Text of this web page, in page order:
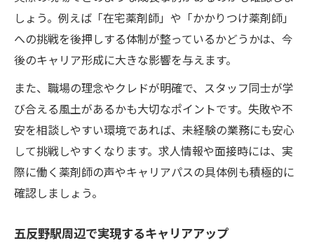
スキルアップを後押しする教育環境の魅力
調剤薬局ならではの成長支援策を解説
キャリアアップへ導くサポート体制の実例
働きながら学べる転職先の選び方
将来を見据えて選ぶ調剤薬局の働き方提案
長期的なスキルアップを視野に入れた働き
方
薬剤師の将来性を高める職場選びのコツ
ライフステージ別に考えるキャリアアップ
しょう。例えば「在宅薬剤師」や「かかりつけ薬剤師」
への挑戦を後押しする体制が整っているかどうかは、今
後のキャリア形成に大きな影響を与えます。
また、職場の理念やクレドが明確で、スタッフ同士が学
び合える風土があるかも大切なポイントです。失敗や不
安を相談しやすい環境であれば、未経験の業務にも安心
して挑戦しやすくなります。求人情報や面接時には、実
際に働く薬剤師の声やキャリアパスの具体例も積極的に
確認しましょう。
五反野駅周辺で実現するキャリアアップ